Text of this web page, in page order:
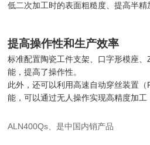
低二次加工时的表面粗糙度、提高半精
提高操作性和生产效率
标准配置陶瓷工件支架、口字形模座
能，提高了操作性。
此外，还可以利用高速自动穿丝装置
能，可以通过无人操作实现高精度加工
ALN400Qs、是中国内销产品